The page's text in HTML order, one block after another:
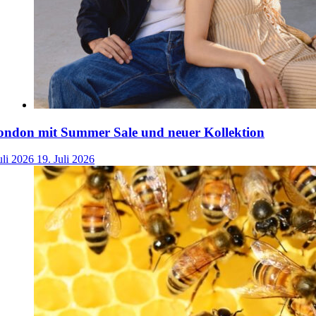
mit Summer Sale und neuer Kollektion
2026 19. Juli 2026